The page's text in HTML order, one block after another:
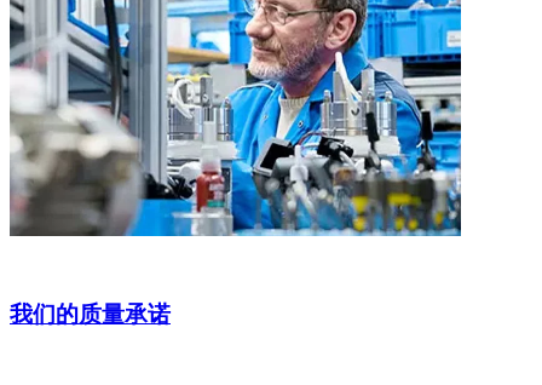
我们的质量承诺